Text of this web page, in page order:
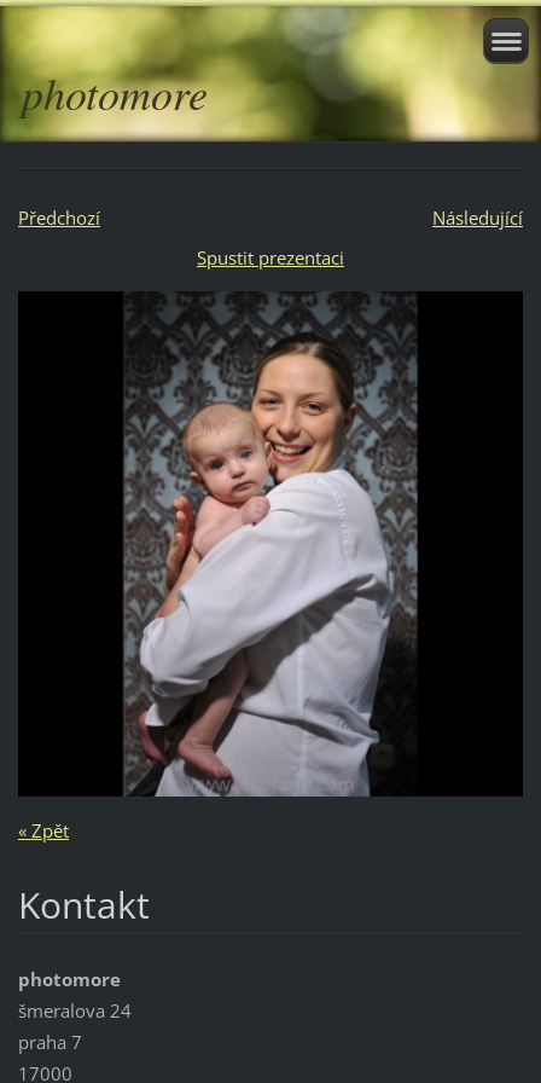
photomore
Předchozí
Následující
Spustit prezentaci
« Zpět
Kontakt
photomore
šmeralova 24
praha 7
17000